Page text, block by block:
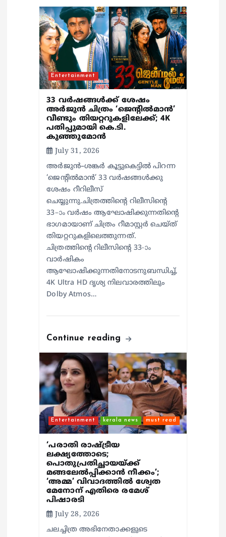
Entertainment
33 വർഷങ്ങൾക്ക് ശേഷം
അർജുൻ ചിത്രം ‘ജെന്റിൽമാൻ’
വീണ്ടും തിയറ്ററുകളിലേക്ക്; 4K
പതിപ്പുമായി കെ.ടി.
കുഞ്ഞുമോൻ
July 31, 2026
അർജുൻ–ശങ്കർ കൂട്ടുകെട്ടിൽ പിറന്ന
‘ജെന്റിൽമാൻ’ 33 വർഷങ്ങൾക്കു
ശേഷം റീറിലീസ്
ചെയ്യുന്നു.ചിത്രത്തിന്റെ റിലീസിന്റെ
33–ാം വർഷം ആഘോഷിക്കുന്നതിന്റെ
ഭാഗമായാണ് ചിത്രം റീമാസ്റ്റർ ചെയ്ത്
തിയറ്ററുകളിലെത്തുന്നത്.
ചിത്രത്തിന്റെ റിലീസിന്റെ 33-ാം
വാർഷികം
ആഘോഷിക്കുന്നതിനോടനുബന്ധിച്ച്,
4K Ultra HD ദൃശ്യ നിലവാരത്തിലും
Dolby Atmos…
Continue reading
Entertainment kerala news must read
‘പരാതി രാഷ്ട്രീയ
ലക്ഷ്യത്തോടെ;
പൊതുപ്രതിച്ഛായയ്ക്ക്
മങ്ങലേല്‍പ്പിക്കാന്‍ നീക്കം’;
‘അമ്മ’ വിവാദത്തില്‍ ശ്വേത
മേനോന് എതിരെ രമേശ്
പിഷാരടി
July 28, 2026
ചലച്ചിത്ര അഭിനേതാക്കളുടെ